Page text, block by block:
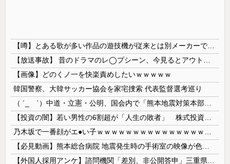
【画像】どのくノ一を快楽責めしたいｗｗｗｗｗ
韓国警察、大韓サッカー協会を家宅捜索 代表監督選考巡り